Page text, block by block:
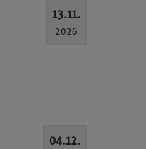
13.11.
2026
04.12.